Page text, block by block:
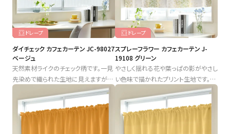
ドレープ
ダイチェック カフェカーテン JC-98027
ベージュ
天然素材ライクのチェック柄です。一見
先染めで織られた生地に見えますが、
こちらはプリントで洗濯可能な生地で
す。ナチュラル感があり、女性向けのか
わいいレースと合わせる使い方ができ
ます。
ドレープ
スプレーフラワー カフェカーテン J-
19108 グリーン
やさしく揺れる花や葉っぱの影がやさし
い色味で描かれたプリント生地です。白
地ベースなので、カジュアルに合わせ
やすいカーテンです。横方向の加賀リピ
ートが大きめなので、横幅が大きな窓
におすすめです。